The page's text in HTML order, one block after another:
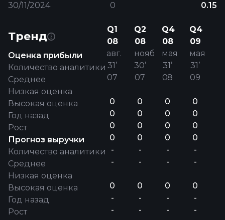
30/11/2024 0 0.15
Тренд
Оценка прибыли
Количество аналитики
Среднее
Низкая оценка
Высокая оценка
Год назад
Рост
Прогноз выручки
Количество аналитики
Среднее
Низкая оценка
Высокая оценка
Год назад
Рост
Q1
08
авг.
31’
07
0
0
0
0
-
-
0
-
-
Q2
08
нояб.
30’
07
0
0
0
0
-
-
0
-
-
Q4
08
мая
31’
08
0
0
0
0
-
-
0
-
-
Q4
09
мая
31’
09
0
0
0
0
-
-
0
-
-